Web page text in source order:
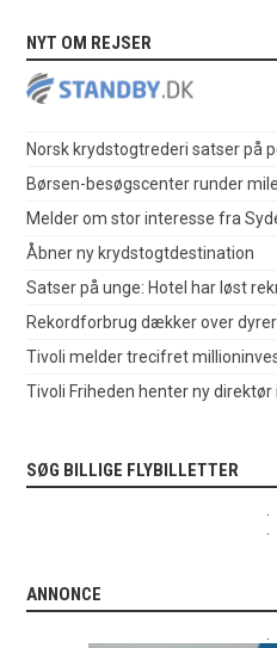
NYT OM REJSER
Norsk krydstogtrederi satser på
Børsen-besøgscenter runder
Melder om stor interesse fra
Åbner ny krydstogtdestination
Satser på unge: Hotel har løst
Rekordforbrug dækker over
Tivoli melder trecifret
Tivoli Friheden henter ny direktør
SØG BILLIGE FLYBILLETTER
.
.
ANNONCE
.